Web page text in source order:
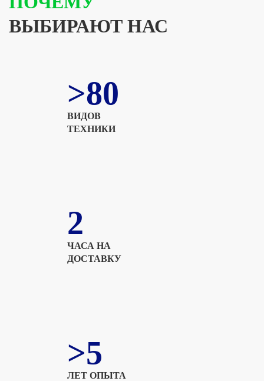
ВЫБИРАЮТ НАС
>80
ВИДОВ
ТЕХНИКИ
2
ЧАСА НА
ДОСТАВКУ
>5
ЛЕТ ОПЫТА